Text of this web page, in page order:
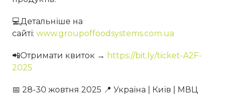
💻Детальніше на
сайті: www.groupoffoodsystems.com.ua
📲Отримати квиток → https://bit.ly/ticket-A2F-
2025
📅 28-30 жовтня 2025 📍 Україна | Київ | МВЦ